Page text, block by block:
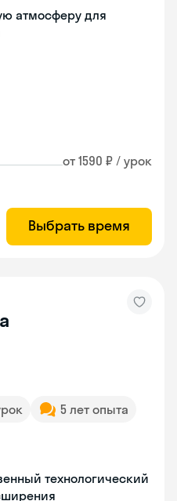
атмосферу для
от 1590 ₽ / урок
Выбрать время
5 лет опыта
технологический